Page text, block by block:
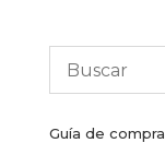
Guía de compra